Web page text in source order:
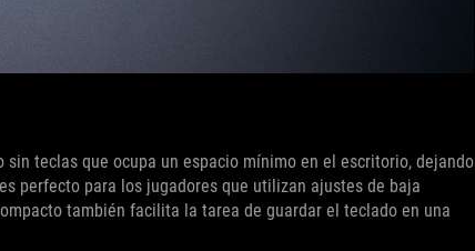
sin teclas que ocupa un espacio mínimo en el escritorio, dejando
perfecto para los jugadores que utilizan ajustes de baja
también facilita la tarea de guardar el teclado en una